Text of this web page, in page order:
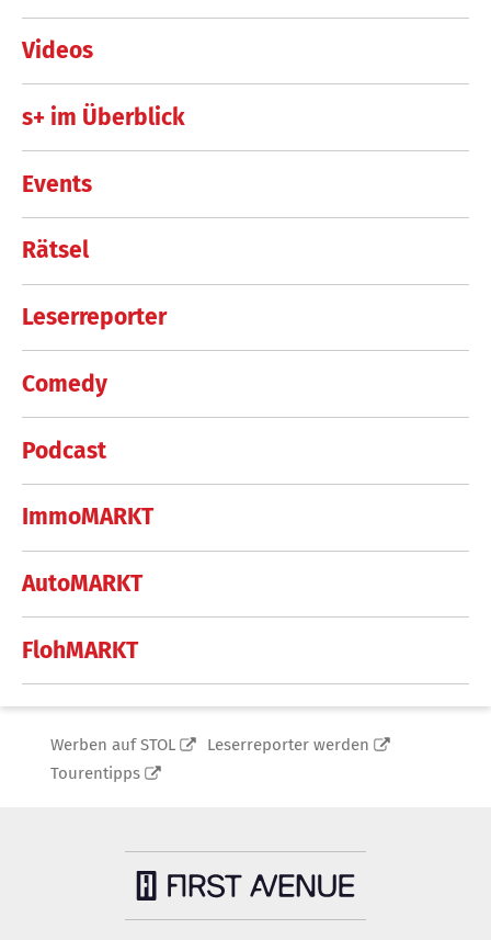
Videos
s+ im Überblick
Events
Rätsel
Leserreporter
Comedy
Podcast
ImmoMARKT
AutoMARKT
FlohMARKT
Werben auf STOL
Leserreporter werden
Tourentipps